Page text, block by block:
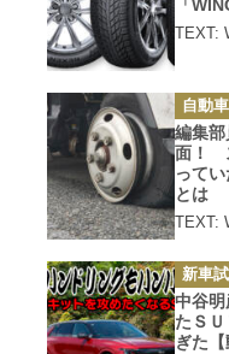
「
TEXT:
カ
テ
ゴ
リ
ー
自動
編集
面！
って
とは
TEXT:
カ
テ
ゴ
リ
ー
新車
中谷
たＳ
ぎた【